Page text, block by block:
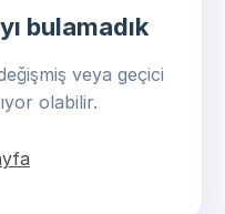
bulamadık
veya geçici
olabilir.